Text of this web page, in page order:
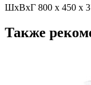
ШхВхГ 800 х 450 х
Также